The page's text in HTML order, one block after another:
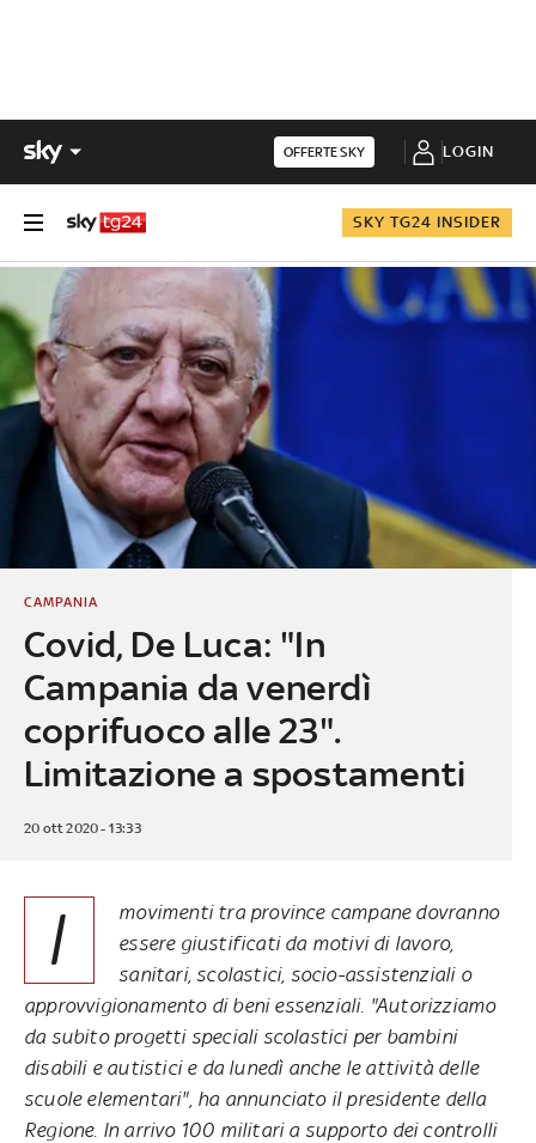
OFFERTE SKY LOGIN
SKY TG24 INSIDER
Covid, De Luca: "In
Campania da venerdì
coprifuoco alle 23".
Limitazione a spostamenti
CAMPANIA
20 ott 2020 - 13:33
I
movimenti tra province campane dovranno
essere giustificati da motivi di lavoro,
sanitari, scolastici, socio-assistenziali o
approvvigionamento di beni essenziali. "Autorizziamo
da subito progetti speciali scolastici per bambini
disabili e autistici e da lunedì anche le attività delle
scuole elementari", ha annunciato il presidente della
Regione. In arrivo 100 militari a supporto dei controlli